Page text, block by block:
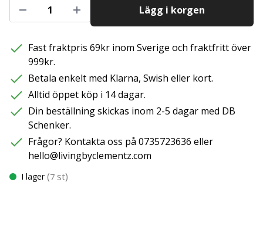
Lägg i korgen
Fast fraktpris 69kr inom Sverige och fraktfritt över
999kr.
Betala enkelt med Klarna, Swish eller kort.
Alltid öppet köp i 14 dagar.
Din beställning skickas inom 2-5 dagar med DB
Schenker.
Frågor? Kontakta oss på 0735723636 eller
hello@livingbyclementz.com
I lager (7 st)